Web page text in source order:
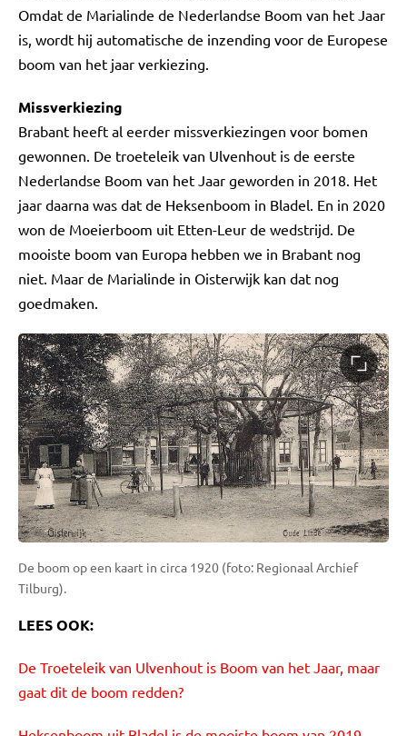
Omdat de Marialinde de Nederlandse Boom van het Jaar
is, wordt hij automatische de inzending voor de Europese
boom van het jaar verkiezing.
Missverkiezing
Brabant heeft al eerder missverkiezingen voor bomen
gewonnen. De troeteleik van Ulvenhout is de eerste
Nederlandse Boom van het Jaar geworden in 2018. Het
jaar daarna was dat de Heksenboom in Bladel. En in 2020
won de Moeierboom uit Etten-Leur de wedstrijd. De
mooiste boom van Europa hebben we in Brabant nog
niet. Maar de Marialinde in Oisterwijk kan dat nog
goedmaken.
De boom op een kaart in circa 1920 (foto: Regionaal Archief
Tilburg).
LEES OOK:
De Troeteleik van Ulvenhout is Boom van het Jaar, maar
gaat dit de boom redden?